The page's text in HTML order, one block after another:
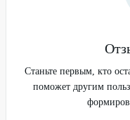
Станьте первым, кто
поможет другим